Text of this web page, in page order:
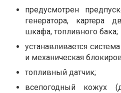
предусмотрен
генератора, картера
шкафа, топливного бака;
устанавливается
и механическая
топливный датчик;
всепогодный кожух